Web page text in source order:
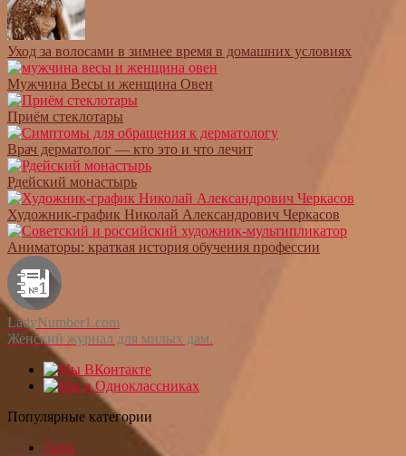
Уход за волосами в зимнее время в домашних условиях
Мужчина Весы и женщина Овен
Приём стеклотары
Врач дерматолог — кто это и что лечит
Рдейский монастырь
Художник-график Николай Александрович Черкасов
Аниматоры: краткая история обучения профессии
LadyNumber1.com
Женский журнал для милых дам.
Популярные категории
Дети